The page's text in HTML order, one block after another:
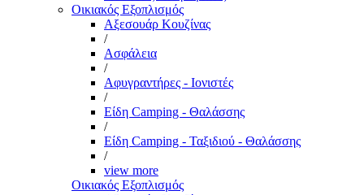
Οικιακός Εξοπλισμός
Αξεσουάρ Κουζίνας
/
Ασφάλεια
/
Αφυγραντήρες - Ιονιστές
/
Είδη Camping - Θαλάσσης
/
Είδη Camping - Ταξιδιού - Θαλάσσης
/
view more
Οικιακός Εξοπλισμός